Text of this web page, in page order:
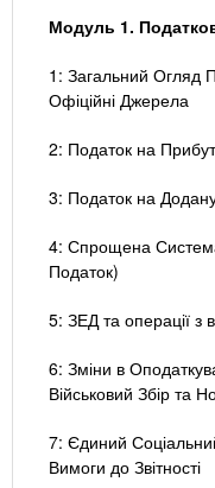
Модуль 1.
1: Загальний Огляд
Офіційні Джерела
2: Податок на
3: Податок на
4: Спрощена
Податок)
5: ЗЕД та операції з
6: Зміни в
Військовий Збір та
7: Єдиний
Вимоги до Звітності